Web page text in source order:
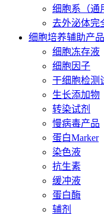
细胞系（通
去外泌体完
细胞培养辅助产品
细胞冻存液
细胞因子
干细胞检测
生长添加物
转染试剂
慢病毒产品
蛋白Marker
染色液
抗生素
缓冲液
蛋白酶
辅剂